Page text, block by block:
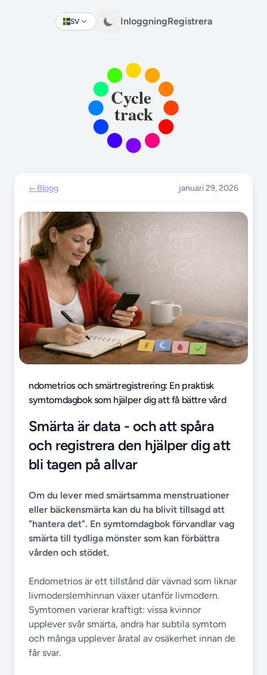
SV
Change language InloggningRegistrera
←Blogg januari 29, 2026
ndometrios och smärtregistrering: En praktisk
symtomdagbok som hjälper dig att få bättre vård
Smärta är data - och att spåra
och registrera den hjälper dig att
bli tagen på allvar
Om du lever med smärtsamma menstruationer
eller bäckensmärta kan du ha blivit tillsagd att
"hantera det". En symtomdagbok förvandlar vag
smärta till tydliga mönster som kan förbättra
vården och stödet.
Endometrios är ett tillstånd där vävnad som liknar
livmoderslemhinnan växer utanför livmodern.
Symtomen varierar kraftigt: vissa kvinnor
upplever svår smärta, andra har subtila symtom
och många upplever åratal av osäkerhet innan de
får svar.